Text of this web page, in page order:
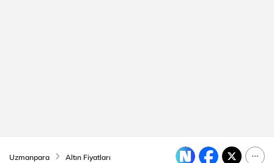
Uzmanpara Altın Fiyatları